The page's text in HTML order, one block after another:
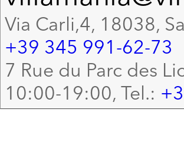
Via Carli,4, 18038,
+39 345 991-62-73
7 Rue du Parc des
10:00-19:00, Tel.: